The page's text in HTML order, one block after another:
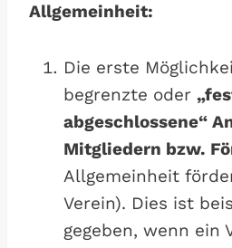
Allgemeinheit:
Die erste
begrenzte oder
abgeschlossene“
Mitgliedern bzw.
Allgemeinheit
Verein). Dies ist
gegeben, wenn ein